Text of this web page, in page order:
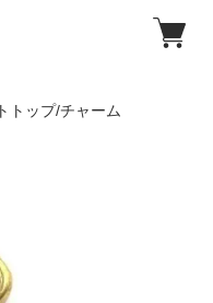
トップ/チャーム